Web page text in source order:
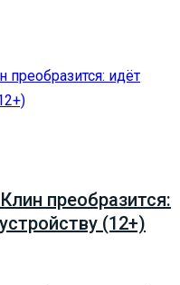
преобразится:
(12+)